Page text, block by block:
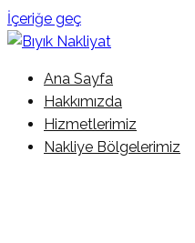
İçeriğe geç
Bıyık Nakliyat
İstanbul Şehir İçi Kamyonet
Ana Sayfa
Hakkımızda
Hizmetlerimiz
Nakliye Bölgelerimiz